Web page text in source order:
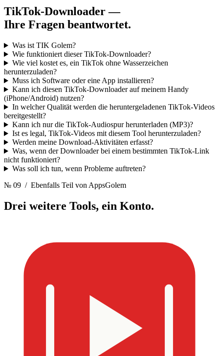
TikTok-Downloader —
Ihre Fragen beantwortet.
Was ist TIK Golem?
Wie funktioniert dieser TikTok-Downloader?
Wie viel kostet es, ein TikTok ohne Wasserzeichen
herunterzuladen?
Muss ich Software oder eine App installieren?
Kann ich diesen TikTok-Downloader auf meinem Handy
(iPhone/Android) nutzen?
In welcher Qualität werden die heruntergeladenen TikTok-Videos
bereitgestellt?
Kann ich nur die TikTok-Audiospur herunterladen (MP3)?
Ist es legal, TikTok-Videos mit diesem Tool herunterzuladen?
Werden meine Download-Aktivitäten erfasst?
Was, wenn der Downloader bei einem bestimmten TikTok-Link
nicht funktioniert?
Was soll ich tun, wenn Probleme auftreten?
№ 09 / Ebenfalls Teil von AppsGolem
Drei weitere Tools, ein Konto.